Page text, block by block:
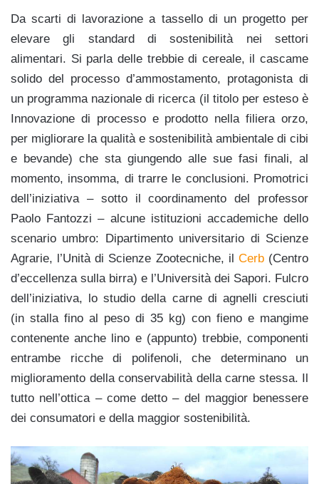
Da scarti di lavorazione a tassello di un progetto per
elevare gli standard di sostenibilità nei settori
alimentari. Si parla delle trebbie di cereale, il cascame
solido del processo d’ammostamento, protagonista di
un programma nazionale di ricerca (il titolo per esteso è
Innovazione di processo e prodotto nella filiera orzo,
per migliorare la qualità e sostenibilità ambientale di cibi
e bevande) che sta giungendo alle sue fasi finali, al
momento, insomma, di trarre le conclusioni. Promotrici
dell’iniziativa – sotto il coordinamento del professor
Paolo Fantozzi – alcune istituzioni accademiche dello
scenario umbro: Dipartimento universitario di Scienze
Agrarie, l’Unità di Scienze Zootecniche, il Cerb(Centro
d’eccellenza sulla birra) e l’Università dei Sapori. Fulcro
dell’iniziativa, lo studio della carne di agnelli cresciuti
(in stalla fino al peso di 35 kg) con fieno e mangime
contenente anche lino e (appunto) trebbie, componenti
entrambe ricche di polifenoli, che determinano un
miglioramento della conservabilità della carne stessa. Il
tutto nell’ottica – come detto – del maggior benessere
dei consumatori e della maggior sostenibilità.